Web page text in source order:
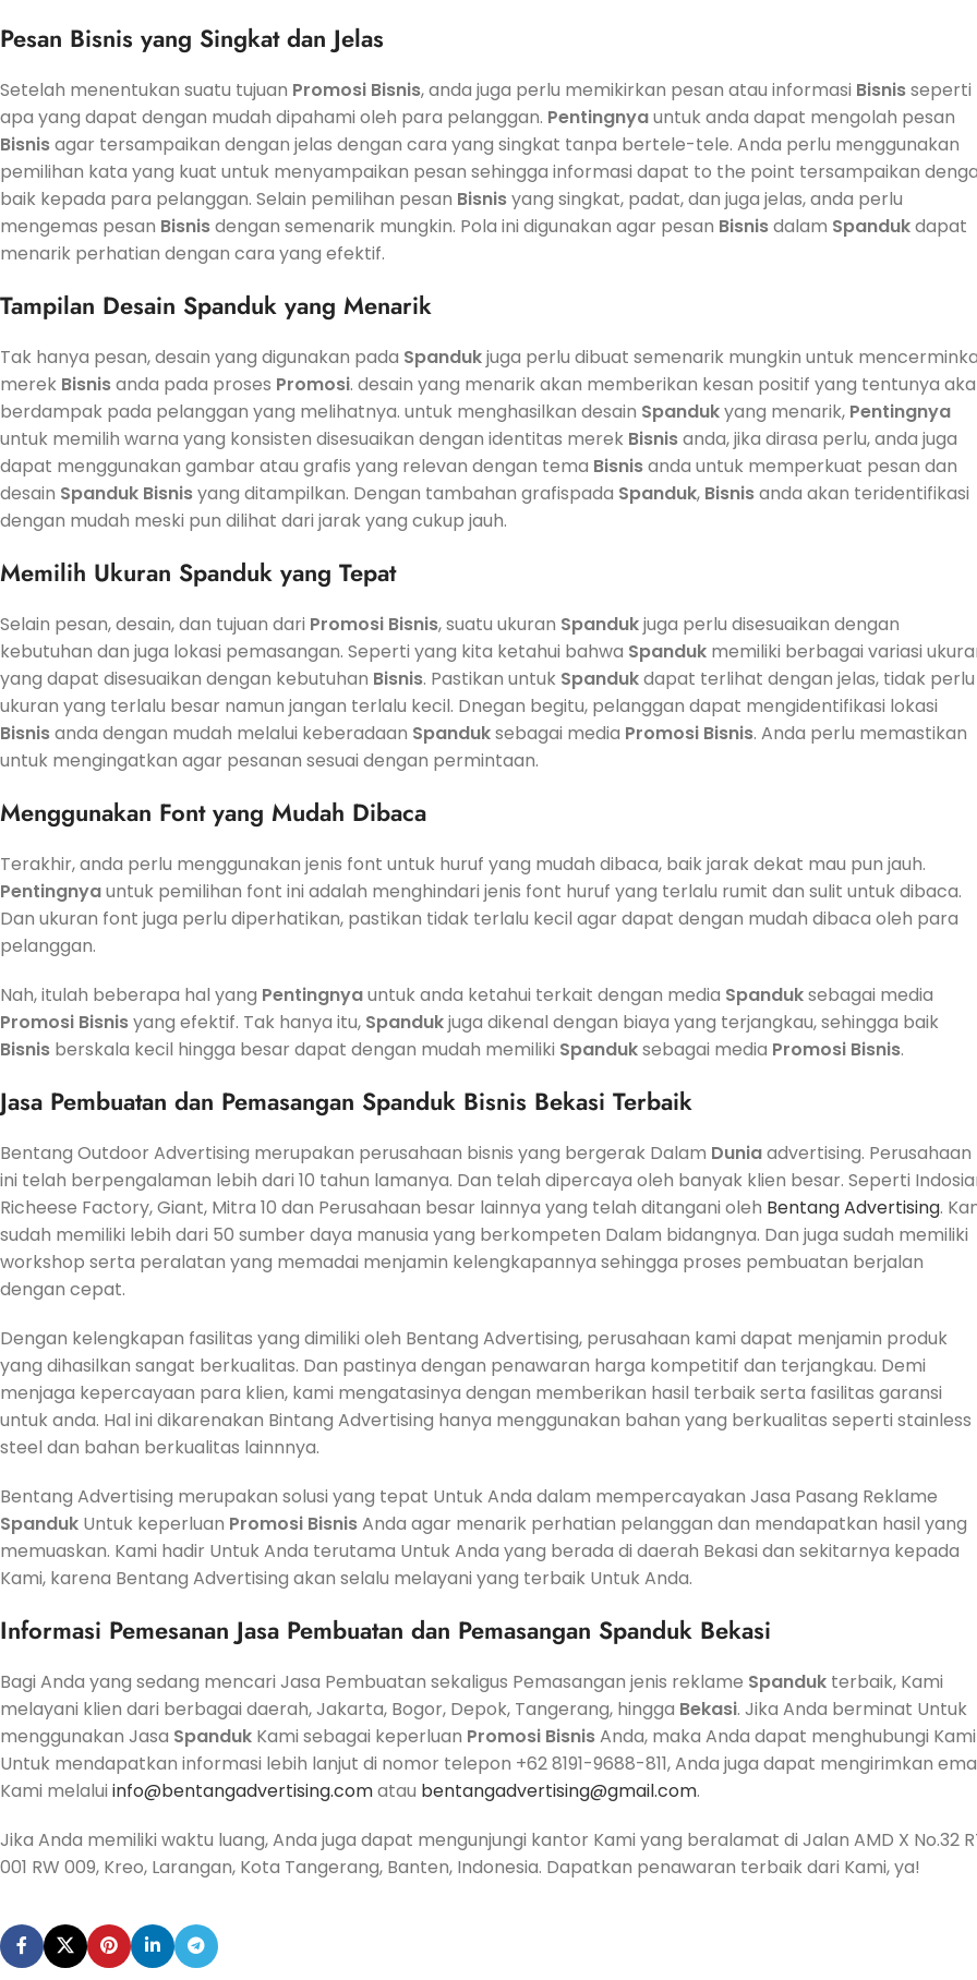
Pesan Bisnis yang Singkat dan Jelas
Setelah menentukan suatu tujuan Promosi Bisnis, anda juga perlu memikirkan pesan atau informasi Bisnisseperti
apa yang dapat dengan mudah dipahami oleh para pelanggan. Pentingnyauntuk anda dapat mengolah pesan
Bisnisagar tersampaikan dengan jelas dengan cara yang singkat tanpa bertele-tele. Anda perlu menggunakan
pemilihan kata yang kuat untuk menyampaikan pesan sehingga informasi dapat to the point tersampaikan
baik kepada para pelanggan. Selain pemilihan pesan Bisnisyang singkat, padat, dan juga jelas, anda perlu
mengemas pesan Bisnisdengan semenarik mungkin. Pola ini digunakan agar pesan Bisnisdalam Spandukdapat
menarik perhatian dengan cara yang efektif.
Tampilan Desain Spanduk yang Menarik
Tak hanya pesan, desain yang digunakan pada Spandukjuga perlu dibuat semenarik mungkin untuk
merek Bisnisanda pada proses Promosi. desain yang menarik akan memberikan kesan positif yang tentunya
berdampak pada pelanggan yang melihatnya. untuk menghasilkan desain Spandukyang menarik, Pentingnya
untuk memilih warna yang konsisten disesuaikan dengan identitas merek Bisnisanda, jika dirasa perlu, anda juga
dapat menggunakan gambar atau grafis yang relevan dengan tema Bisnisanda untuk memperkuat pesan dan
desain Spanduk Bisnisyang ditampilkan. Dengan tambahan grafispada Spanduk, Bisnisanda akan teridentifikasi
dengan mudah meski pun dilihat dari jarak yang cukup jauh.
Memilih Ukuran Spanduk yang Tepat
Selain pesan, desain, dan tujuan dari Promosi Bisnis, suatu ukuran Spandukjuga perlu disesuaikan dengan
kebutuhan dan juga lokasi pemasangan. Seperti yang kita ketahui bahwa Spanduk memiliki berbagai variasi
yang dapat disesuaikan dengan kebutuhan Bisnis. Pastikan untuk Spandukdapat terlihat dengan jelas, tidak perlu
ukuran yang terlalu besar namun jangan terlalu kecil. Dnegan begitu, pelanggan dapat mengidentifikasi lokasi
Bisnisanda dengan mudah melalui keberadaan Spanduksebagai media Promosi Bisnis. Anda perlu memastikan
untuk mengingatkan agar pesanan sesuai dengan permintaan.
Menggunakan Font yang Mudah Dibaca
Terakhir, anda perlu menggunakan jenis font untuk huruf yang mudah dibaca, baik jarak dekat mau pun jauh.
Pentingnyauntuk pemilihan font ini adalah menghindari jenis font huruf yang terlalu rumit dan sulit untuk dibaca.
Dan ukuran font juga perlu diperhatikan, pastikan tidak terlalu kecil agar dapat dengan mudah dibaca oleh para
pelanggan.
Nah, itulah beberapa hal yang Pentingnyauntuk anda ketahui terkait dengan media Spanduksebagai media
Promosi Bisnisyang efektif. Tak hanya itu, Spandukjuga dikenal dengan biaya yang terjangkau, sehingga baik
Bisnis berskala kecil hingga besar dapat dengan mudah memiliki Spanduksebagai media Promosi Bisnis.
Jasa Pembuatan dan Pemasangan Spanduk Bisnis Bekasi Terbaik
Bentang Outdoor Advertising merupakan perusahaan bisnis yang bergerak Dalam Duniaadvertising. Perusahaan
ini telah berpengalaman lebih dari 10 tahun lamanya. Dan telah dipercaya oleh banyak klien besar. Seperti
Richeese Factory, Giant, Mitra 10 dan Perusahaan besar lainnya yang telah ditangani oleh Bentang Advertising.
sudah memiliki lebih dari 50 sumber daya manusia yang berkompeten Dalam bidangnya. Dan juga sudah memiliki
workshop serta peralatan yang memadai menjamin kelengkapannya sehingga proses pembuatan berjalan
dengan cepat.
Dengan kelengkapan fasilitas yang dimiliki oleh Bentang Advertising, perusahaan kami dapat menjamin produk
yang dihasilkan sangat berkualitas. Dan pastinya dengan penawaran harga kompetitif dan terjangkau. Demi
menjaga kepercayaan para klien, kami mengatasinya dengan memberikan hasil terbaik serta fasilitas garansi
untuk anda. Hal ini dikarenakan Bintang Advertising hanya menggunakan bahan yang berkualitas seperti stainless
steel dan bahan berkualitas lainnnya.
Bentang Advertising merupakan solusi yang tepat Untuk Anda dalam mempercayakan Jasa Pasang Reklame
Spanduk Untuk keperluan Promosi BisnisAnda agar menarik perhatian pelanggan dan mendapatkan hasil yang
memuaskan. Kami hadir Untuk Anda terutama Untuk Anda yang berada di daerah Bekasi dan sekitarnya kepada
Kami, karena Bentang Advertising akan selalu melayani yang terbaik Untuk Anda.
Informasi Pemesanan Jasa Pembuatan dan Pemasangan Spanduk Bekasi
Bagi Anda yang sedang mencari Jasa Pembuatan sekaligus Pemasangan jenis reklame Spanduk terbaik, Kami
melayani klien dari berbagai daerah, Jakarta, Bogor, Depok, Tangerang, hingga Bekasi. Jika Anda berminat Untuk
menggunakan Jasa Spanduk Kami sebagai keperluan Promosi BisnisAnda, maka Anda dapat menghubungi Kami
Untuk mendapatkan informasi lebih lanjut di nomor telepon +62 8191-9688-811, Anda juga dapat mengirimkan
Kami melalui info@bentangadvertising.comatau bentangadvertising@gmail.com.
Jika Anda memiliki waktu luang, Anda juga dapat mengunjungi kantor Kami yang beralamat di Jalan AMD X No.32
001 RW 009, Kreo, Larangan, Kota Tangerang, Banten, Indonesia. Dapatkan penawaran terbaik dari Kami, ya!